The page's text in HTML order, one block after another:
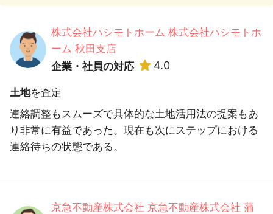
株式会社ハシモトホーム 株式会社ハシモトホ
ーム 秋田支店
企業・社員の対応
4.0
土地を査定
連絡調整もスムーズで具体的な土地活用法の提案もあ
り非常に有益であった。現在も次にステップにおける
連絡待ちの状態である。
京急不動産株式会社 京急不動産株式会社 蒲